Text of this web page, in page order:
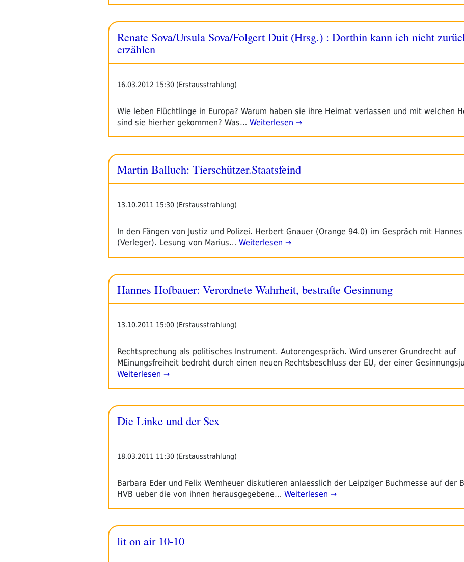
Renate Sova/Ursula Sova/Folgert Duit (Hrsg.) : Dorthin kann ich nicht
erzählen
16.03.2012 15:30 (Erstausstrahlung)
Wie leben Flüchtlinge in Europa? Warum haben sie ihre Heimat verlassen und mit welchen
sind sie hierher gekommen? Was… Weiterlesen →
Martin Balluch: Tierschützer.Staatsfeind
13.10.2011 15:30 (Erstausstrahlung)
In den Fängen von Justiz und Polizei. Herbert Gnauer (Orange 94.0) im Gespräch mit
(Verleger). Lesung von Marius… Weiterlesen →
Hannes Hofbauer: Verordnete Wahrheit, bestrafte Gesinnung
13.10.2011 15:00 (Erstausstrahlung)
Rechtsprechung als politisches Instrument. Autorengespräch. Wird unserer Grundrecht auf
MEinungsfreiheit bedroht durch einen neuen Rechtsbeschluss der EU, der einer
Weiterlesen →
Die Linke und der Sex
18.03.2011 11:30 (Erstausstrahlung)
Barbara Eder und Felix Wemheuer diskutieren anlaesslich der Leipziger Buchmesse auf der
HVB ueber die von ihnen herausgegebene… Weiterlesen →
lit on air 10-10